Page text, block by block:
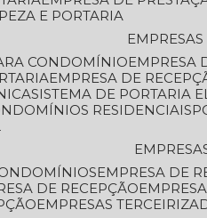
E PORTARIA
CONDOMÍNIO
EMPRESA DE
SISTEMA DE PORTARIA
RESIDENCIAIS
EMPRESA DE
DE RECEPÇÃO
EMPRESAS